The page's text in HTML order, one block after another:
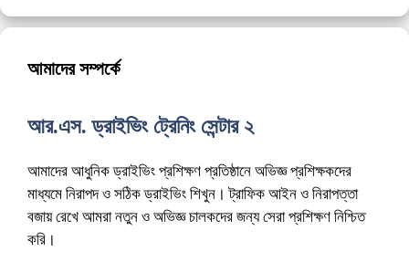
আমাদের সম্পর্কে
আর.এস. ড্রাইভিং ট্রেনিং সেন্টার ২
আমাদের আধুনিক ড্রাইভিং প্রশিক্ষণ প্রতিষ্ঠানে অভিজ্ঞ প্রশিক্ষকদের
মাধ্যমে নিরাপদ ও সঠিক ড্রাইভিং শিখুন। ট্রাফিক আইন ও নিরাপত্তা
বজায় রেখে আমরা নতুন ও অভিজ্ঞ চালকদের জন্য সেরা প্রশিক্ষণ নিশ্চিত
করি।